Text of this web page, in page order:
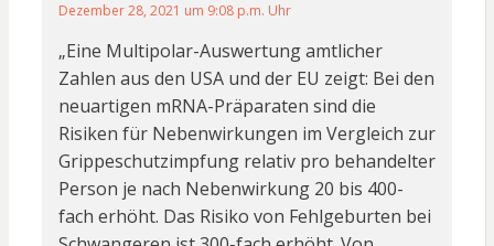
Dezember 28, 2021 um 9:08 p.m. Uhr
„Eine Multipolar-Auswertung amtlicher
Zahlen aus den USA und der EU zeigt: Bei den
neuartigen mRNA-Präparaten sind die
Risiken für Nebenwirkungen im Vergleich zur
Grippeschutzimpfung relativ pro behandelter
Person je nach Nebenwirkung 20 bis 400-
fach erhöht. Das Risiko von Fehlgeburten bei